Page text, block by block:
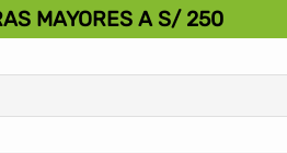
MAYORES A S/ 250